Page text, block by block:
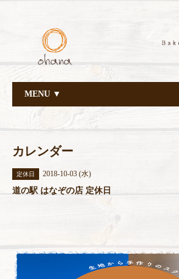
MENU ▼
カレンダー
定休日 2018-10-03 (水)
道の駅 はなぞの店 定休日